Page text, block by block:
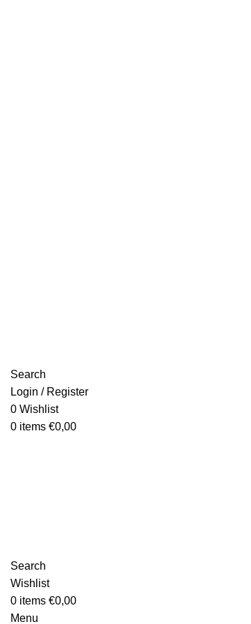
Search
Login / Register
0 Wishlist
0 items €0,00
Search
Wishlist
0 items €0,00
Menu